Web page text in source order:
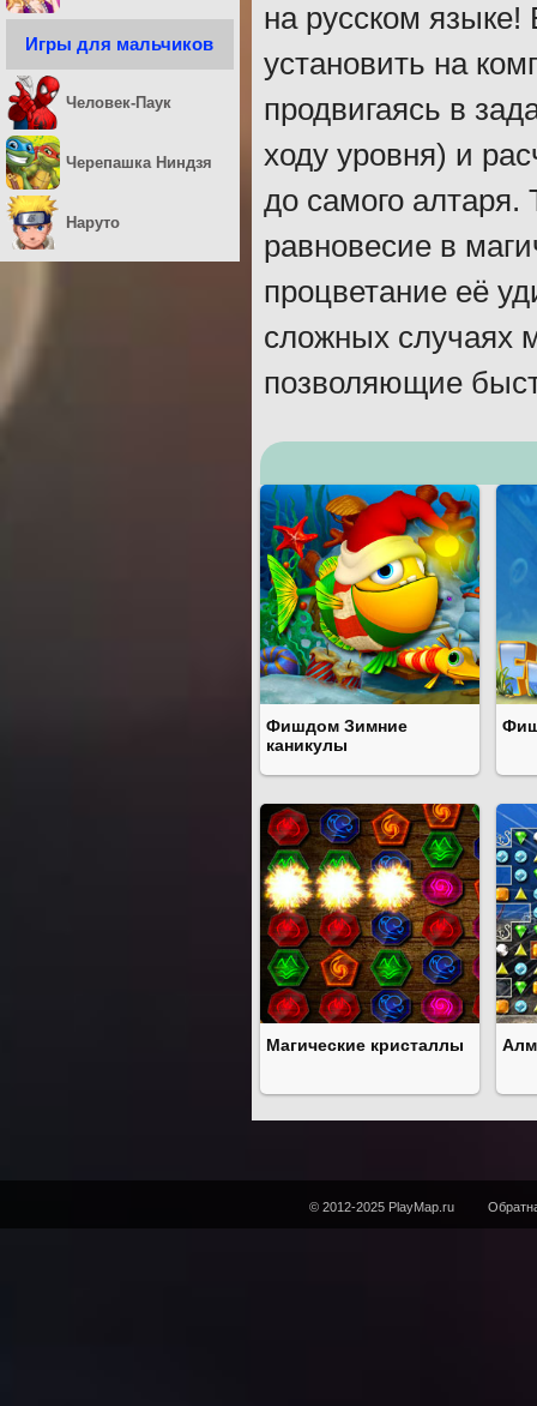
на русском
установить на
продвигаясь в
ходу уровня) и
до самого
равновесие в
процветание её
сложных случаях
позволяющие
Фишдом Зимние
каникулы
Магические кристаллы
Игры для мальчиков
Человек-Паук
Черепашка Ниндзя
Наруто
© 2012-2025 PlayMap.ru